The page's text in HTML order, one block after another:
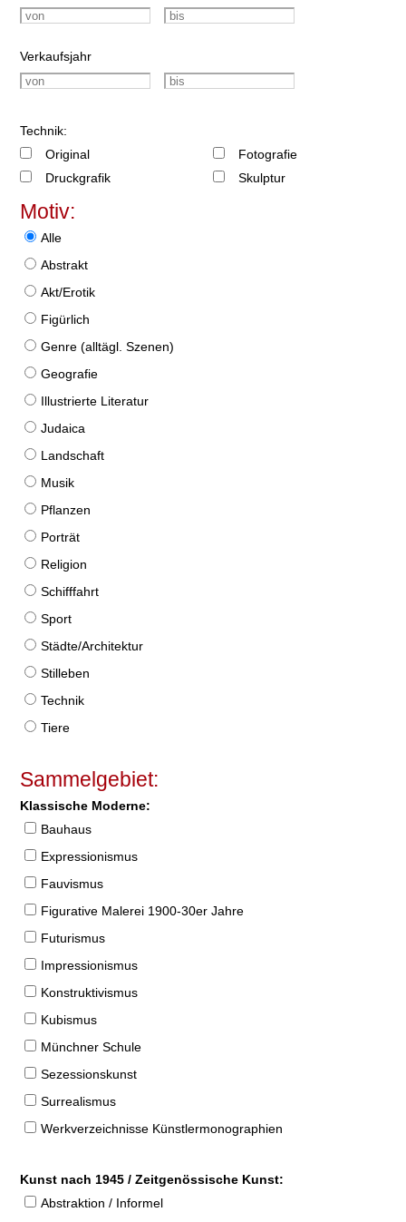
Verkaufsjahr
Technik:
Original
Druckgrafik
Fotografie
Skulptur
Motiv:
Alle
Abstrakt
Akt/Erotik
Figürlich
Genre (alltägl. Szenen)
Geografie
Illustrierte Literatur
Judaica
Landschaft
Musik
Pflanzen
Porträt
Religion
Schifffahrt
Sport
Städte/Architektur
Stilleben
Technik
Tiere
Sammelgebiet:
Klassische Moderne:
Bauhaus
Expressionismus
Fauvismus
Figurative Malerei 1900-30er Jahre
Futurismus
Impressionismus
Konstruktivismus
Kubismus
Münchner Schule
Sezessionskunst
Surrealismus
Werkverzeichnisse Künstlermonographien
Kunst nach 1945 / Zeitgenössische Kunst:
Abstraktion / Informel